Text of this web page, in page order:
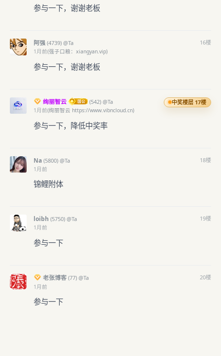
参与一下，谢谢老板
阿强(4739) @Ta
1月前(强子口粮：xiangyan.vip)
16楼
参与一下，谢谢老板
绚丽智云 (542)@Ta
1月前(绚丽智云 https://www.vibncloud.cn)
中奖楼层 17楼
参与一下，降低中奖率
Na(5800) @Ta
1月前
18楼
锦鲤附体
loibh (5750) @Ta
1月前
19楼
参与一下
老张博客(77) @Ta
1月前
20楼
参与一下